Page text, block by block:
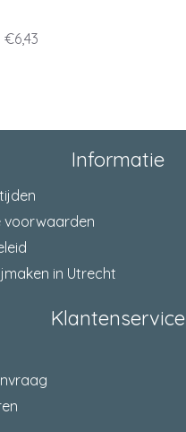
€6,43
Informatie
voorwaarden
in Utrecht
Klantenservice